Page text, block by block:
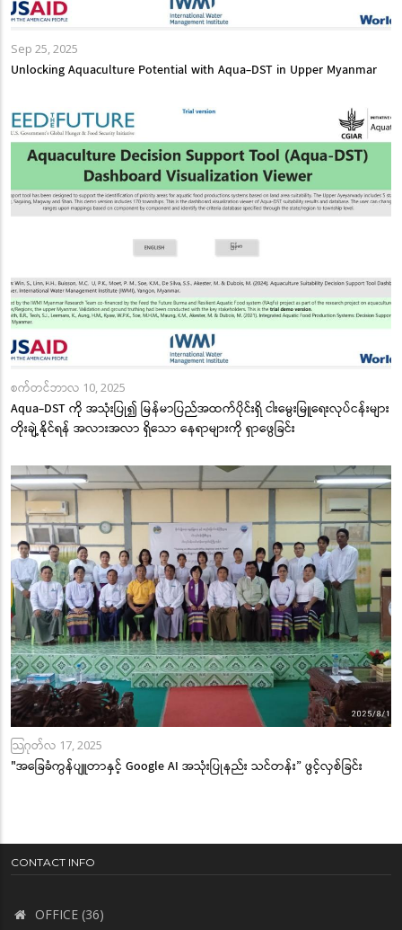
Sep 25, 2025
Unlocking Aquaculture Potential with Aqua-DST in Upper Myanmar
စက်တင်ဘာလ 10, 2025
Aqua-DST ကို အသုံးပြု၍ မြန်မာပြည်အထက်ပိုင်းရှိ ငါးမွေးမြူရေးလုပ်ငန်းများ
တိုးချဲ့နိုင်ရန် အလားအလာ ရှိသော နေရာများကို ရှာဖွေခြင်း
သြဂုတ်လ 17, 2025
"အခြေခံကွန်ပျူတာနှင့် Google AI အသုံးပြုနည်း သင်တန်း” ဖွင့်လှစ်ခြင်း
CONTACT INFO
OFFICE (36)